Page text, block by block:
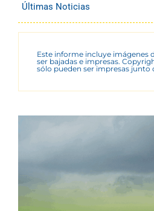
Últimas Noticias
Este informe incluye imágenes
ser bajadas e impresas.
sólo pueden ser impresas junto